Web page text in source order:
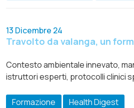
13 Dicembre 24
Travolto da valanga, un
Contesto ambientale innevato,
istruttori esperti, protocolli clinici
Formazione Health Digest